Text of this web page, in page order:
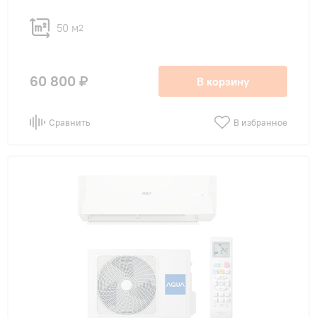
50 м2
60 800 ₽ В корзину
Сравнить В избранное